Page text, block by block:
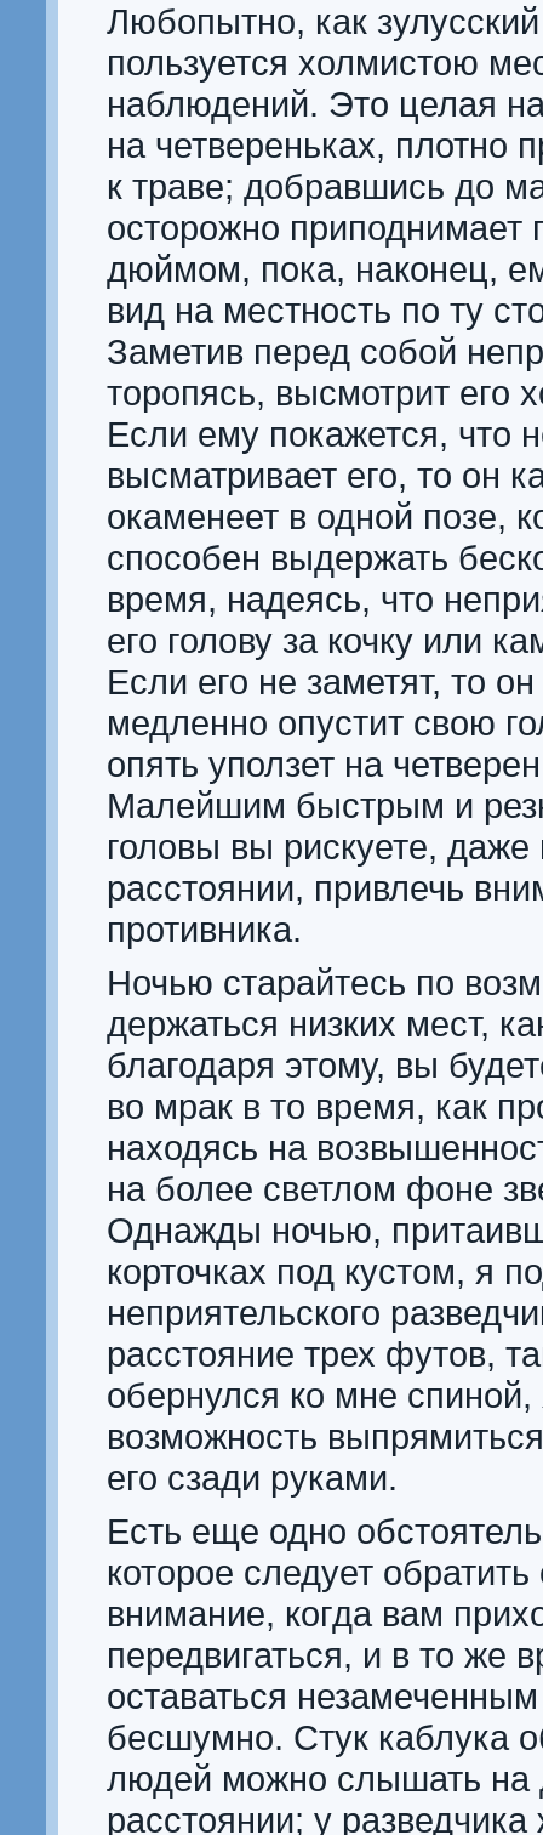
Любопытно, как зулусский
пользуется холмистою
наблюдений. Это целая
на четвереньках, плотно
к траве; добравшись до
осторожно приподнимает
дюймом, пока, наконец,
вид на местность по ту
Заметив перед собой
торопясь, высмотрит его
Если ему покажется, что
высматривает его, то он
окаменеет в одной позе,
способен выдержать
время, надеясь, что
его голову за кочку или
Если его не заметят, то
медленно опустит свою
опять уползет на
Малейшим быстрым и
головы вы рискуете,
расстоянии, привлечь
противника.
Ночью старайтесь по
держаться низких мест,
благодаря этому, вы
во мрак в то время, как
находясь на
на более светлом фоне
Однажды ночью,
корточках под кустом, я
неприятельского
расстояние трех футов,
обернулся ко мне
возможность
его сзади руками.
Есть еще одно
которое следует
внимание, когда вам
передвигаться, и в то же
оставаться
бесшумно. Стук каблука
людей можно слышать на
расстоянии; у разведчика